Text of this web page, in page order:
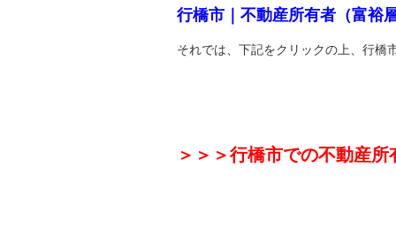
行橋市｜不動産所有者（富裕
それでは、下記をクリックの上、行橋
＞＞＞行橋市での不動産